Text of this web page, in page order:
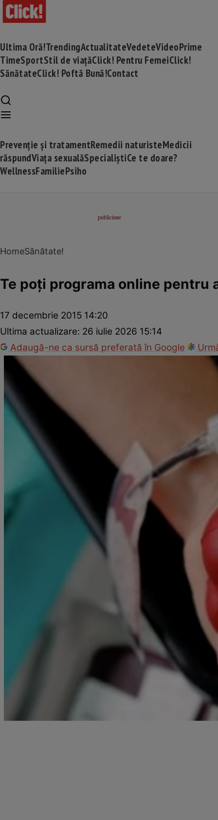
Ultima Oră!TrendingActualitateVedeteVideoPrime
TimeSportStil de viațăClick! Pentru FemeiClick!
SănătateClick! Poftă Bună!Contact
Prevenție și tratamentRemedii naturisteMedicii
răspundViața sexualăSpecialiștiCe te doare?
WellnessFamiliePsiho
HomeSănătate!
Te poţi programa online pentru
17 decembrie 2015 14:20
Ultima actualizare: 26 iulie 2026 15:14
Adaugă-ne ca sursă preferată în Google